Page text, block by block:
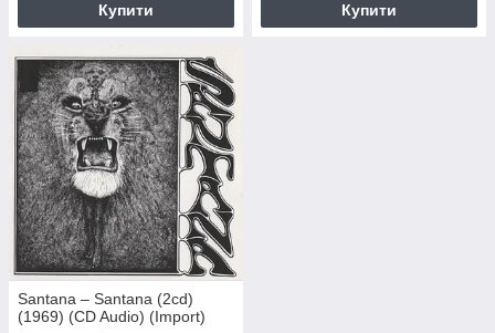
Купити Купити
Santana – Santana (2cd)
(1969) (CD Audio) (Import)